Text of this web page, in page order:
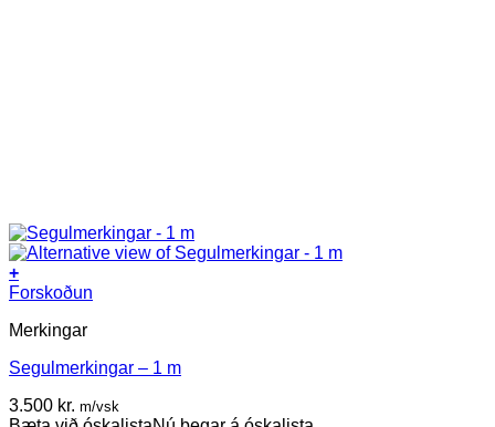
+
Forskoðun
Merkingar
Segulmerkingar – 1 m
3.500 kr. m/vsk